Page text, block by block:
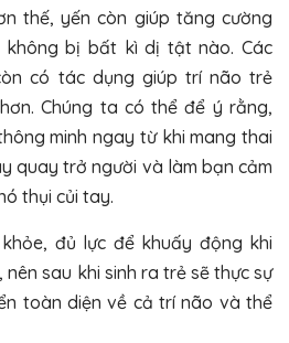
thế, yến còn giúp tăng cường
không bị bất kì dị tật nào. Các
có tác dụng giúp trí não trẻ
Chúng ta có thể để ý rằng,
minh ngay từ khi mang thai
quay trở người và làm bạn cảm
thụi củi tay.
đủ lực để khuấy động khi
sau khi sinh ra trẻ sẽ thực sự
toàn diện về cả trí não và thể